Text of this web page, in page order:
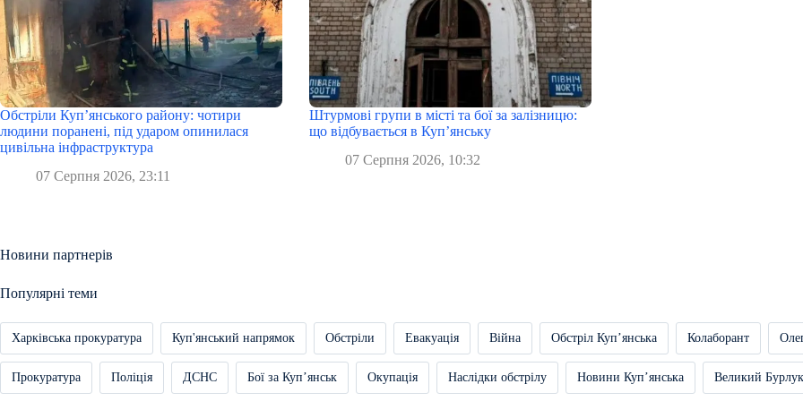
Обстріли Куп’янського району: чотири
людини поранені, під ударом опинилася
цивільна інфраструктура
07 Серпня 2026, 23:11
Штурмові групи в місті та бої за залізницю:
що відбувається в Куп’янську
07 Серпня 2026, 10:32
Новини партнерів
Популярні теми
Харківська прокуратура Куп'янський напрямок Обстріли Евакуація Війна Обстріл Купʼянська Колаборант
Прокуратура Поліція ДСНС Бої за Купʼянськ Окупація Наслідки обстрілу Новини Купʼянська Великий Бурлук